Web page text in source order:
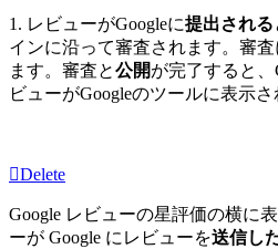
1. レビューがGoogleに提出される
インに沿って審査されます。審
ます。審査と公開が完了すると
ビューがGoogleのツールに表示さ
Delete
Google レビューの星評価の横に
ーが Google にレビューを送信し